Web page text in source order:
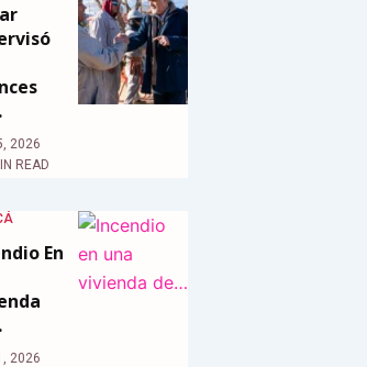
2026
READ
En
2026